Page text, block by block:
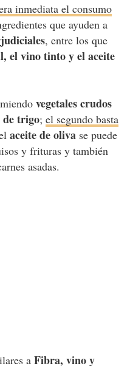
inmediata el consumo
que ayuden a
, entre los que
el vino tinto y el aceite
vegetales crudos
de trigo; el segundo basta
aceite de olivase puede
y frituras y también
asadas.
a Fibra, vino y